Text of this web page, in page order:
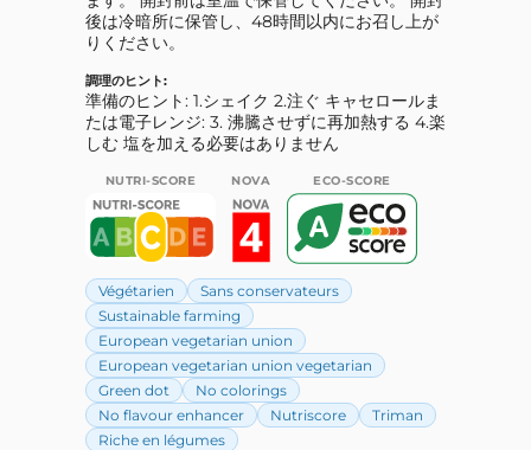
後は冷暗所に保管し、48時間以内にお召し上が
りください。
調理のヒント:
準備のヒント: 1.シェイク 2.注ぐ キャセロールま
たは電子レンジ: 3. 沸騰させずに再加熱する 4.楽
しむ 塩を加える必要はありません
NUTRI-SCORE NOVA ECO-SCORE
Végétarien
Sans conservateurs
Sustainable farming
European vegetarian union
European vegetarian union vegetarian
Green dot
No colorings
No flavour enhancer
Nutriscore
Triman
Riche en légumes